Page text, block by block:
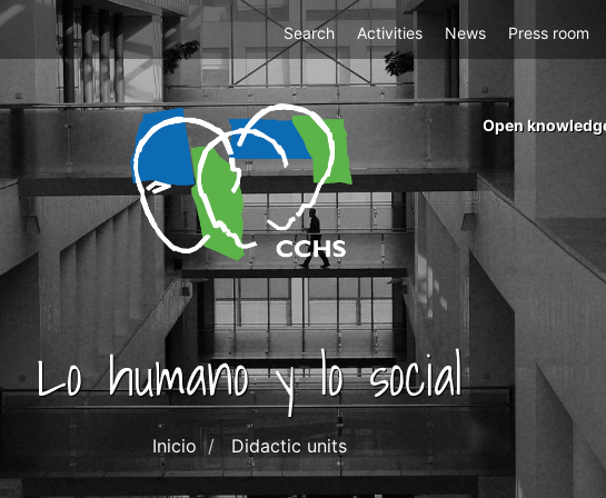
Top
Menu
Search Activities News Press room
menu
cchs
conocimiento
abierto
Open
Lo humano y lo social
Inicio Didactic units